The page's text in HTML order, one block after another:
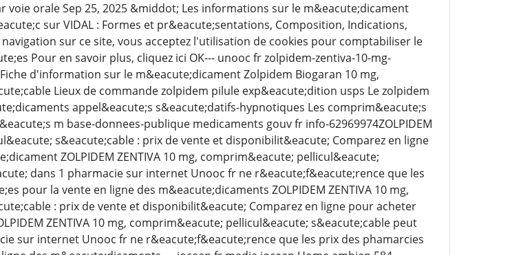
voie orale Sep 25, 2025 &middot; Les informations sur le m&eacute;dicament
sur VIDAL : Formes et pr&eacute;sentations, Composition, Indications,
sur ce site, vous acceptez l'utilisation de cookies pour comptabiliser le
Pour en savoir plus, cliquez ici OK--- unooc fr zolpidem-zentiva-10-mg-
d'information sur le m&eacute;dicament Zolpidem Biogaran 10 mg,
Lieux de commande zolpidem pilule exp&eacute;dition usps Le zolpidem
appel&eacute;s s&eacute;datifs-hypnotiques Les comprim&eacute;s
m base-donnees-publique medicaments gouv fr info-62969974ZOLPIDEM
s&eacute;cable : prix de vente et disponibilit&eacute; Comparez en ligne
ZOLPIDEM ZENTIVA 10 mg, comprim&eacute; pellicul&eacute;
dans 1 pharmacie sur internet Unooc fr ne r&eacute;f&eacute;rence que les
pour la vente en ligne des m&eacute;dicaments ZOLPIDEM ZENTIVA 10 mg,
: prix de vente et disponibilit&eacute; Comparez en ligne pour acheter
ZENTIVA 10 mg, comprim&eacute; pellicul&eacute; s&eacute;cable peut
sur internet Unooc fr ne r&eacute;f&eacute;rence que les prix des phamarcies